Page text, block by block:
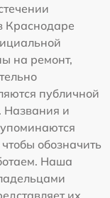
Краснодаре
на ремонт,
публичной
Названия и
обозначить
Наша
их